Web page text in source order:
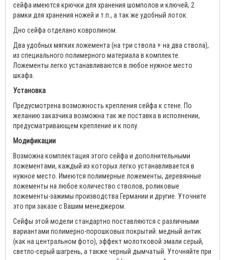
сейфа имеются крючки для хранения шомполов и ключей, 2
рамки для хранения ножей и т.п., а так же удобный лоток.
Дно сейфа отделано ковролином.
Два удобных мягких ложемента (на три ствола + на два ствола),
из специального полимерного материала в комплекте.
Ложементы легко устанавливаются в любое нужное место
шкафа.
Установка
Предусмотрена возможность крепления сейфа к стене. По
желанию заказчика возможна так же поставка в исполнении,
предусматривающем крепление и к полу.
Модификации
Возможна комплектация этого сейфа и дополнительными
ложементами, каждый из которых легко устанавливается в
нужное место. Имеются полимерные ложементы, деревянные
ложементы на любое количество стволов, роликовые
ложементы-зажимы производства Германии и другие. Уточните
это при заказе с Вашим менеджером.
Сейфы этой модели стандартно поставляются с различными
вариантами полимерно-порошковых покрытий: медный антик
(как на центральном фото), эффект молотковой эмали серый,
светло-серый шагрень, а также черный дымчатый. Уточняйте при